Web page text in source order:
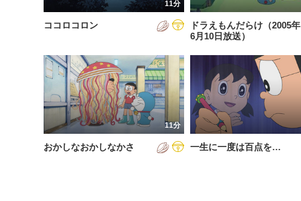
2023年
2024年
2026年
11分
ココロコロン
ドラえもんだらけ（2005年
6月10日放送）
11分
おかしなおかしなかさ 一生に一度は百点を…